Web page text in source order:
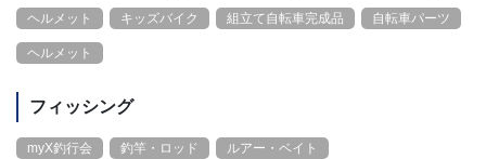
ヘルメット キッズバイク 組立て自転車完成品 自転車パーツ
ヘルメット
フィッシング
myX釣行会 釣竿・ロッド ルアー・ベイト